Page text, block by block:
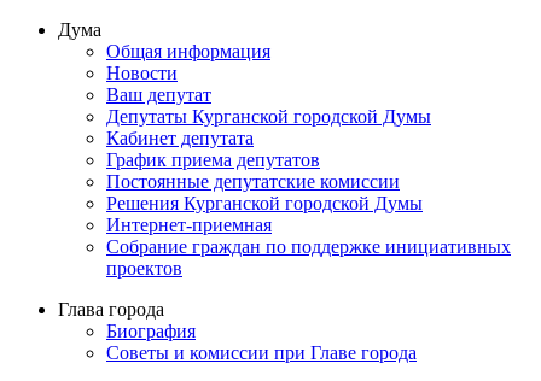
Дума
Общая информация
Новости
Ваш депутат
Депутаты Курганской городской Думы
Кабинет депутата
График приема депутатов
Постоянные депутатские комиссии
Решения Курганской городской Думы
Интернет-приемная
Собрание граждан по поддержке инициативных
проектов
Глава города
Биография
Советы и комиссии при Главе города